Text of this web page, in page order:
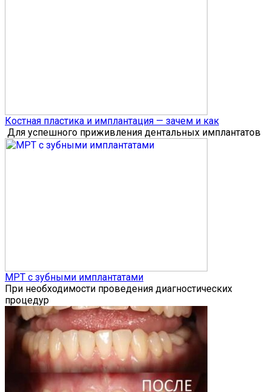
Костная пластика и имплантация — зачем и как
Для успешного приживления дентальных имплантатов
МРТ с зубными имплантатами
При необходимости проведения диагностических
процедур